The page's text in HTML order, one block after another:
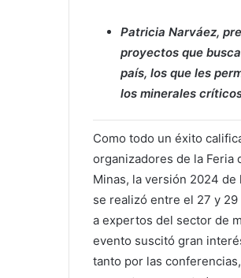
Patricia Narváez,
proyectos que
país, los que les
los minerales
Como todo un éxito
organizadores de la Feria
Minas, la versión 2024 de
se realizó entre el 27 y
a expertos del sector de
evento suscitó gran
tanto por las